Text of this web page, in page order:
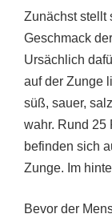
Zunächst stellt
Geschmack
Ursächlich
auf der Zunge
süß, sauer,
wahr. Rund 25
befinden sich
Zunge. Im
Bevor der